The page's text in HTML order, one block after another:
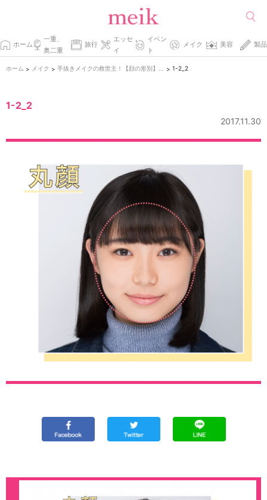
ホーム
一重、
奥二重
旅行
エッセ
イ
イベン
ト
メイク 美容 製品
ホーム > メイク > > 1-2_2
1-2_2
2017.11.30